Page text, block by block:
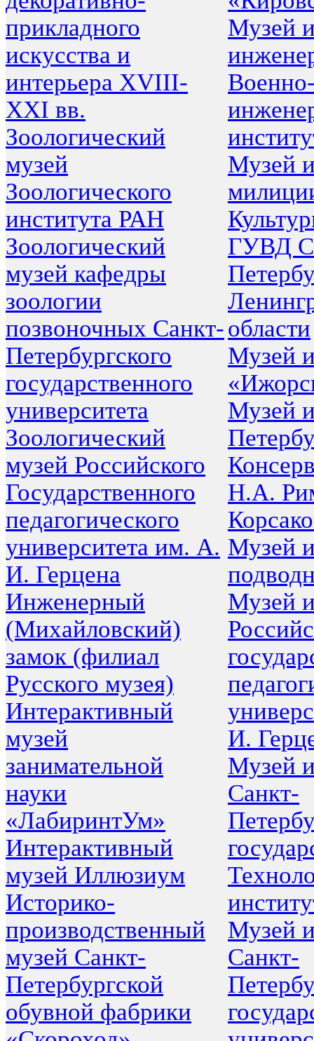
прикладного
искусства и
интерьера XVIII-
XXI вв.
Зоологический
музей
Зоологического
института РАН
Зоологический
музей кафедры
зоологии
позвоночных Санкт-
Петербургского
государственного
университета
Зоологический
музей Российского
Государственного
педагогического
университета им. А.
И. Герцена
Инженерный
(Михайловский)
замок (филиал
Русского музея)
Интерактивный
музей
занимательной
науки
«ЛабиринтУм»
Интерактивный
музей Иллюзиум
Историко-
производственный
музей Санкт-
Петербургской
обувной фабрики
Музей
Музей
ГУВД
области
Музей
Музей
Н.А.
Музей
Музей
И.
Музей
Санкт-
Музей
Санкт-